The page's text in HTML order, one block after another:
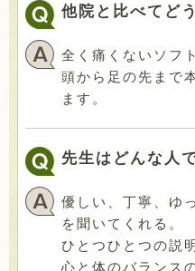
他院と比べてど
全く痛くないソフ
頭から足の先まで
ます。
先生はどんな人
優しい、丁寧、ゆ
を聞いてくれる。
ひとつひとつの説
心と体のバランス